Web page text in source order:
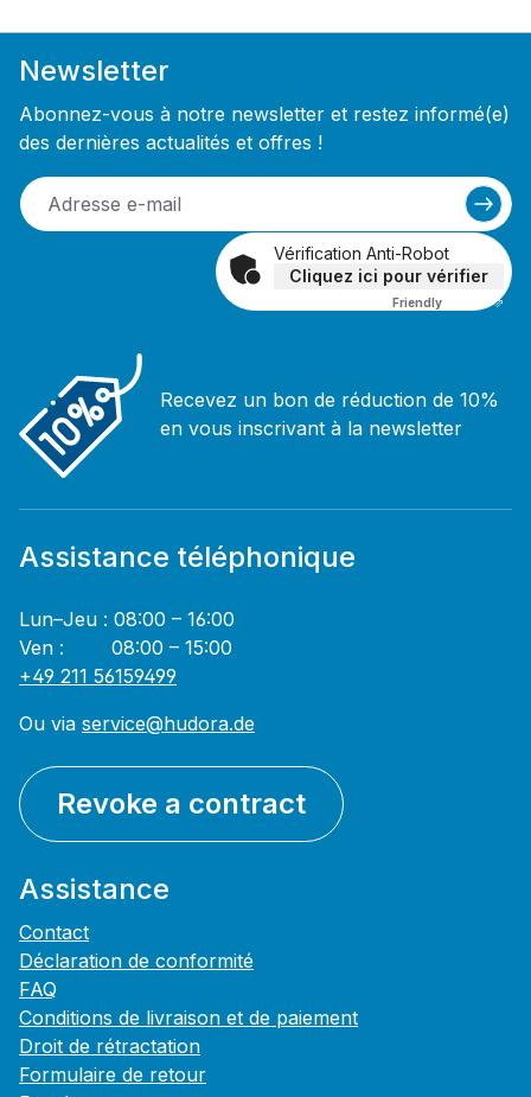
Newsletter
Abonnez-vous à notre newsletter et restez informé(e)
des dernières actualités et offres !
Vérification Anti-Robot
Cliquez ici pour vérifier
Friendly Captcha ⇗
Recevez un bon de réduction de 10%
en vous inscrivant à la newsletter
Assistance téléphonique
Lun–Jeu : 08:00 – 16:00
Ven : 08:00 – 15:00
+49 211 56159499
Ou via service@hudora.de
Revoke a contract
Assistance
Contact
Déclaration de conformité
FAQ
Conditions de livraison et de paiement
Droit de rétractation
Formulaire de retour